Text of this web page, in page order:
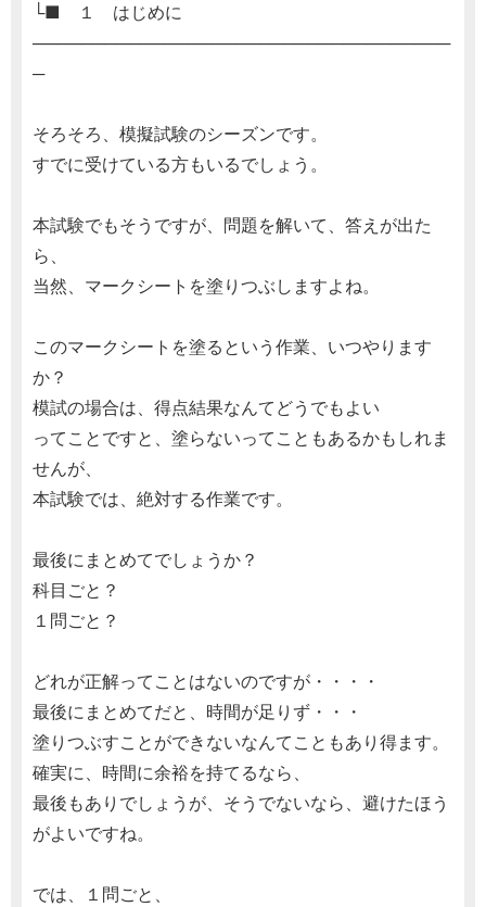
└■ １ はじめに
───────────────────────────────────
─
そろそろ、模擬試験のシーズンです。
すでに受けている方もいるでしょう。
本試験でもそうですが、問題を解いて、答えが出た
ら、
当然、マークシートを塗りつぶしますよね。
このマークシートを塗るという作業、いつやります
か？
模試の場合は、得点結果なんてどうでもよい
ってことですと、塗らないってこともあるかもしれま
せんが、
本試験では、絶対する作業です。
最後にまとめてでしょうか？
科目ごと？
１問ごと？
どれが正解ってことはないのですが・・・・
最後にまとめてだと、時間が足りず・・・
塗りつぶすことができないなんてこともあり得ます。
確実に、時間に余裕を持てるなら、
最後もありでしょうが、そうでないなら、避けたほう
がよいですね。
では、１問ごと、